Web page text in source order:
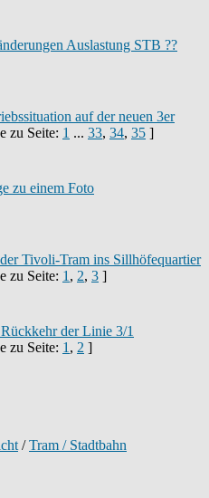
Auslastung STB ??
auf der neuen 3er
zu Seite: 1 ... 33, 34, 35 ]
zu einem Foto
Tivoli-Tram ins Sillhöfequartier
zu Seite: 1 , 2, 3 ]
der Linie 3/1
zu Seite: 1 , 2 ]
/Tram / Stadtbahn